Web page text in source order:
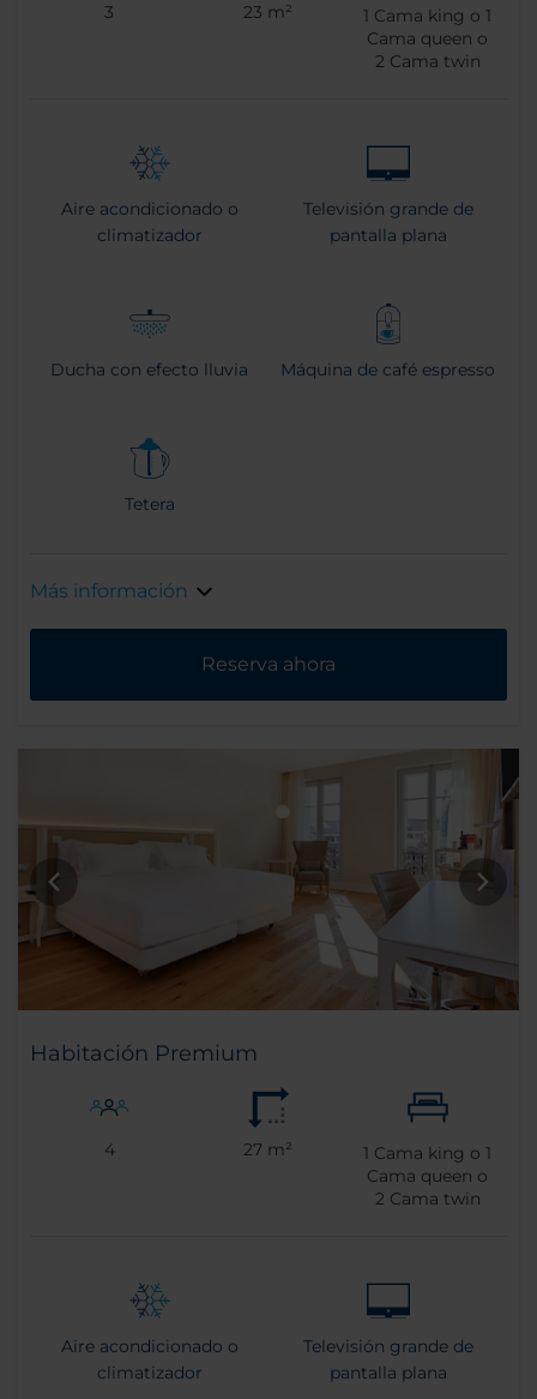
3 23 m² 1 Cama king o1
Cama queen o
2 Cama twin
Aire acondicionado o
climatizador
Televisión grande de
pantalla plana
Ducha con efecto lluvia Máquina de café espresso
Tetera
Más información
Reserva ahora
Habitación Premium
4 27 m² 1 Cama king o1
Cama queen o
2 Cama twin
Aire acondicionado o
climatizador
Televisión grande de
pantalla plana